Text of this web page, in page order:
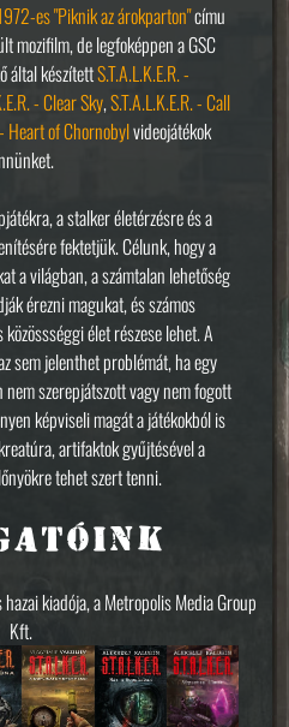
es "Piknik az árokparton"címu
mozifilm, de legfoképpen a GSC
által készítettS.T.A.L.K.E.R. -
- Clear Sky,S.T.A.L.K.E.R. - Call
Heart of Chornobylvideojátékok
a stalker életérzésre és a
fektetjük. Célunk, hogy a
a világban, a számtalan lehetőség
érezni magukat, és számos
élet részese lehet. A
sem jelenthet problémát, ha egy
szerepjátszott vagy nem fogott
képviseli magát a játékokból is
artifaktok gyűjtésével a
tehet szert tenni.
kiadója, a Metropolis Media Group
Kft.